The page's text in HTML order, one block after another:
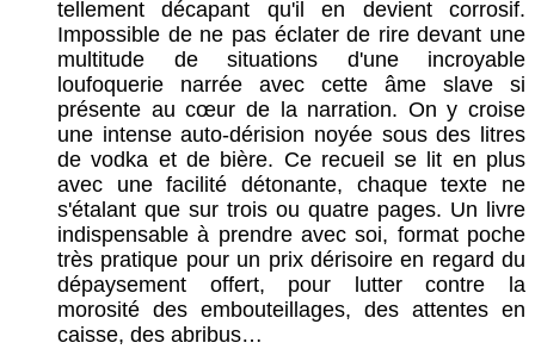
tellement décapant qu'il en devient corrosif.
Impossible de ne pas éclater de rire devant une
multitude de situations d'une incroyable
loufoquerie narrée avec cette âme slave si
présente au cœur de la narration. On y croise
une intense auto-dérision noyée sous des litres
de vodka et de bière. Ce recueil se lit en plus
avec une facilité détonante, chaque texte ne
s'étalant que sur trois ou quatre pages. Un livre
indispensable à prendre avec soi, format poche
très pratique pour un prix dérisoire en regard du
dépaysement offert, pour lutter contre la
morosité des embouteillages, des attentes en
caisse, des abribus…